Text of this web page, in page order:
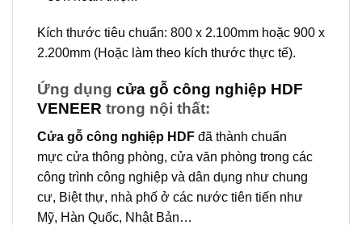
Kích thước tiêu chuẩn: 800 x 2.100mm hoặc 900 x
2.200mm (Hoặc làm theo kích thước thực tế).
Ứng dụng cửa gỗ công nghiệp HDF
VENEER trong nội thất:
Cửa gỗ công nghiệp HDF đã thành chuẩn
mực cửa thông phòng, cửa văn phòng trong các
công trình công nghiệp và dân dụng như chung
cư, Biệt thự, nhà phố ở các nước tiên tiến như
Mỹ, Hàn Quốc, Nhật Bản…